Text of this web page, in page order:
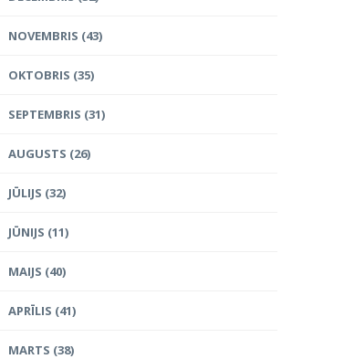
NOVEMBRIS (43)
OKTOBRIS (35)
SEPTEMBRIS (31)
AUGUSTS (26)
JŪLIJS (32)
JŪNIJS (11)
MAIJS (40)
APRĪLIS (41)
MARTS (38)